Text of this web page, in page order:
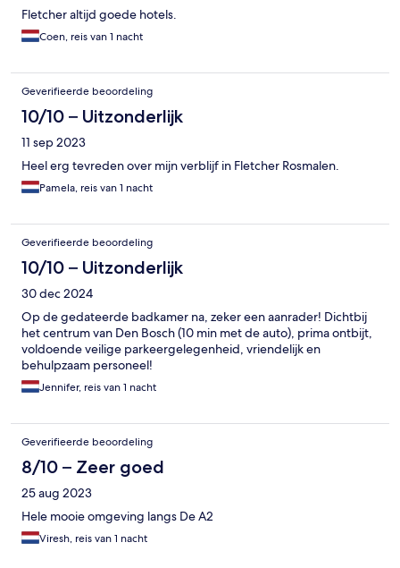
Fletcher altijd goede hotels.
Coen, reis van 1 nacht
Geverifieerde beoordeling
10/10 – Uitzonderlijk
11 sep 2023
Heel erg tevreden over mijn verblijf in Fletcher Rosmalen.
Pamela, reis van 1 nacht
Geverifieerde beoordeling
10/10 – Uitzonderlijk
30 dec 2024
Op de gedateerde badkamer na, zeker een aanrader! Dichtbij
het centrum van Den Bosch (10 min met de auto), prima ontbijt,
voldoende veilige parkeergelegenheid, vriendelijk en
behulpzaam personeel!
Jennifer, reis van 1 nacht
Geverifieerde beoordeling
8/10 – Zeer goed
25 aug 2023
Hele mooie omgeving langs De A2
Viresh, reis van 1 nacht